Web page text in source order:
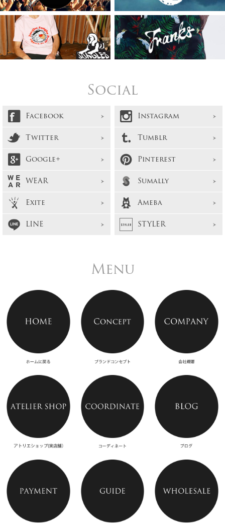
Social
Facebook
Instagram
Twitter
Tumblr
Google+
Pinterest
WEAR
Sumally
Exite
Ameba
LINE
STYLER
Menu